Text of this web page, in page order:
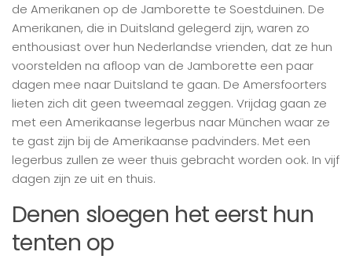
de Amerikanen op de Jamborette te Soestduinen. De
Amerikanen, die in Duitsland gelegerd zijn, waren zo
enthousiast over hun Nederlandse vrienden, dat ze hun
voorstelden na afloop van de Jamborette een paar
dagen mee naar Duitsland te gaan. De Amersfoorters
lieten zich dit geen tweemaal zeggen. Vrijdag gaan ze
met een Amerikaanse legerbus naar München waar ze
te gast zijn bij de Amerikaanse padvinders. Met een
legerbus zullen ze weer thuis gebracht worden ook. In vijf
dagen zijn ze uit en thuis.
Denen sloegen het eerst hun
tenten op